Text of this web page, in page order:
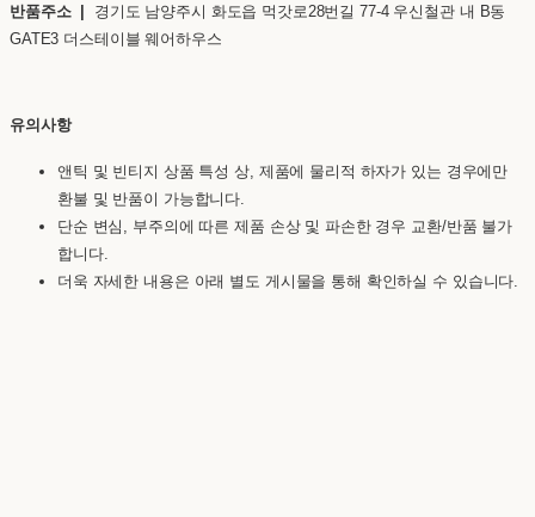
반품주소 | 경기도 남양주시 화도읍 먹갓로28번길 77-4 우신철관 내 B동
GATE3 더스테이블 웨어하우스
유의사항
앤틱 및 빈티지 상품 특성 상, 제품에 물리적 하자가 있는 경우에만
환불 및 반품이 가능합니다.
단순 변심, 부주의에 따른 제품 손상 및 파손한 경우 교환/반품 불가
합니다.
더욱 자세한 내용은 아래 별도 게시물을 통해 확인하실 수 있습니다.